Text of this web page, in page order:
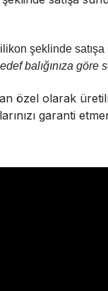
şeklinde satışa
balığınıza
özel olarak
garanti